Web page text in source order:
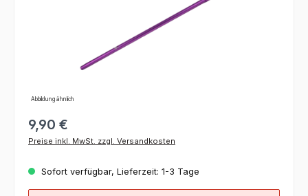
Abbildung ähnlich
9,90 €
Preise inkl. MwSt. zzgl. Versandkosten
Sofort verfügbar, Lieferzeit: 1-3 Tage